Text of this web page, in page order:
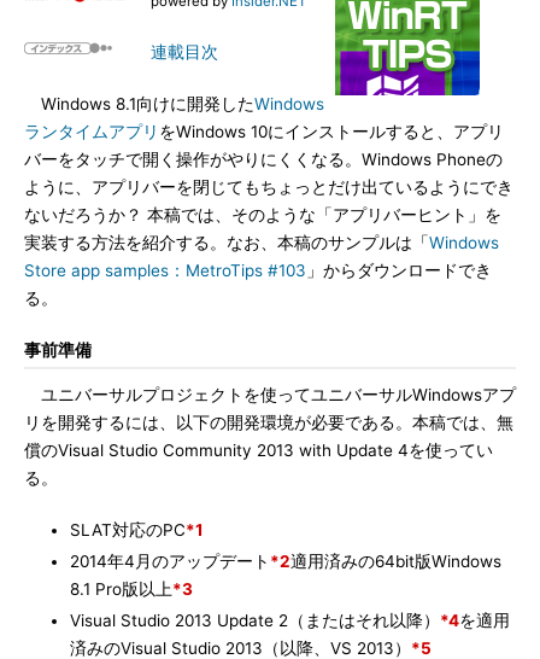
連載目次
Windows 8.1向けに開発したWindows
ランタイムアプリ をWindows 10にインストールすると、アプリ
バーをタッチで開く操作がやりにくくなる。Windows Phoneの
ように、アプリバーを閉じてもちょっとだけ出ているようにでき
ないだろうか？ 本稿では、そのような「アプリバーヒント」を
実装する方法を紹介する。なお、本稿のサンプルは「Windows
Store app samples：MetroTips #103 」からダウンロードでき
る。
事前準備
ユニバーサルプロジェクトを使ってユニバーサルWindowsアプ
リを開発するには、以下の開発環境が必要である。本稿では、無
償のVisual Studio Community 2013 with Update 4を使ってい
る。
SLAT対応のPC*1
2014年4月のアップデート *2適用済みの64bit版Windows
8.1 Pro版以上*3
Visual Studio 2013 Update 2（またはそれ以降） *4を適用
済みのVisual Studio 2013（以降、VS 2013） *5